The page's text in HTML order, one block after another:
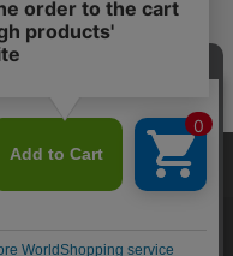
歴・属性情報などの取得およ
を使用いたします。詳細に